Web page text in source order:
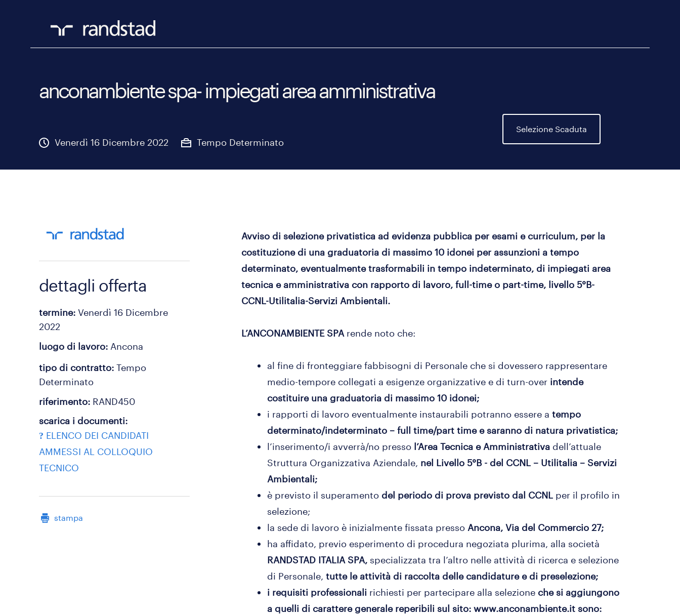
anconambiente spa- impiegati area amministrativa
Venerdì 16 Dicembre 2022 Tempo Determinato
Selezione Scaduta
dettagli offerta
termine Venerdì 16 Dicembre
2022
luogo di lavoro Ancona
tipo di contratto Tempo
Determinato
riferimento RAND450
scarica i documenti
ELENCO DEI CANDIDATI
AMMESSI AL COLLOQUIO
TECNICO
stampa
Avviso di selezione privatistica ad evidenza pubblica per esami e curriculum, per la
costituzione di una graduatoria di massimo 10 idonei per assunzioni a tempo
determinato, eventualmente trasformabili in tempo indeterminato, di impiegati area
tecnica e amministrativa con rapporto di lavoro, full-time o part-time, livello 5°B-
CCNL-Utilitalia-Servizi Ambientali.
L’ANCONAMBIENTE SPA rende noto che:
al fine di fronteggiare fabbisogni di Personale che si dovessero rappresentare
medio-tempore collegati a esigenze organizzative e di turn-over intende
costituire una graduatoria di massimo 10 idonei;
i rapporti di lavoro eventualmente instaurabili potranno essere atempo
determinato/indeterminato – full time/part time e saranno di natura privatistica;
l’inserimento/i avverrà/no presso l’Area Tecnica e Amministrativa dell’attuale
Struttura Organizzativa Aziendale, nel Livello 5°B - del CCNL – Utilitalia – Servizi
Ambientali;
è previsto il superamento del periodo di prova previsto dal CCNL per il profilo in
selezione;
la sede di lavoro è inizialmente fissata presso Ancona, Via del Commercio 27;
ha affidato, previo esperimento di procedura negoziata plurima, alla società
RANDSTAD ITALIA SPA, specializzata tra l’altro nelle attività di ricerca e selezione
di Personale,tutte le attività di raccolta delle candidature e di preselezione;
i requisiti professionali richiesti per partecipare alla selezione che si aggiungono
a quelli di carattere generale reperibili sul sito: www.anconambiente.it sono: